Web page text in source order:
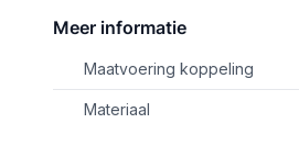
Meer informatie
Maatvoering koppeling
Materiaal